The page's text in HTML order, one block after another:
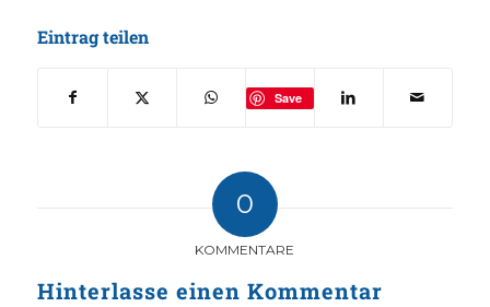
Eintrag teilen
Save
0
KOMMENTARE
Hinterlasse einen Kommentar